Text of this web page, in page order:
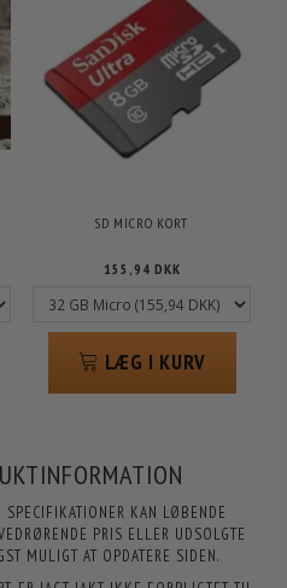
SD MICRO KORT
155,94 DKK
LÆG I KURV
SPECIFIKATIONER KAN LØBENDE
PRIS ELLER UDSOLGTE
MULIGT AT OPDATERE SIDEN.